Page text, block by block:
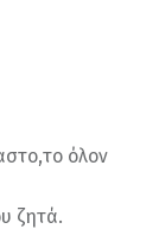
όλον
ζητά.